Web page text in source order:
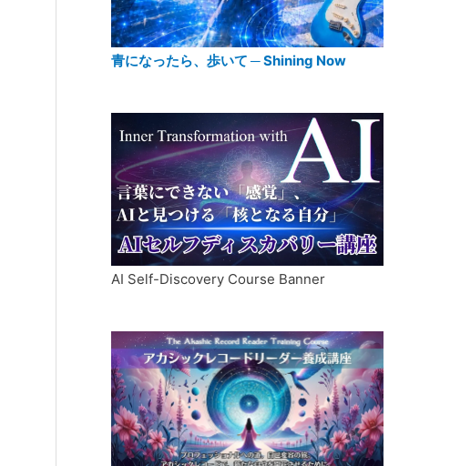
青になったら、歩いて ─ Shining Now
AI Self-Discovery Course Banner